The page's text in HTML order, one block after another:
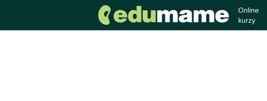
Online
kurzy